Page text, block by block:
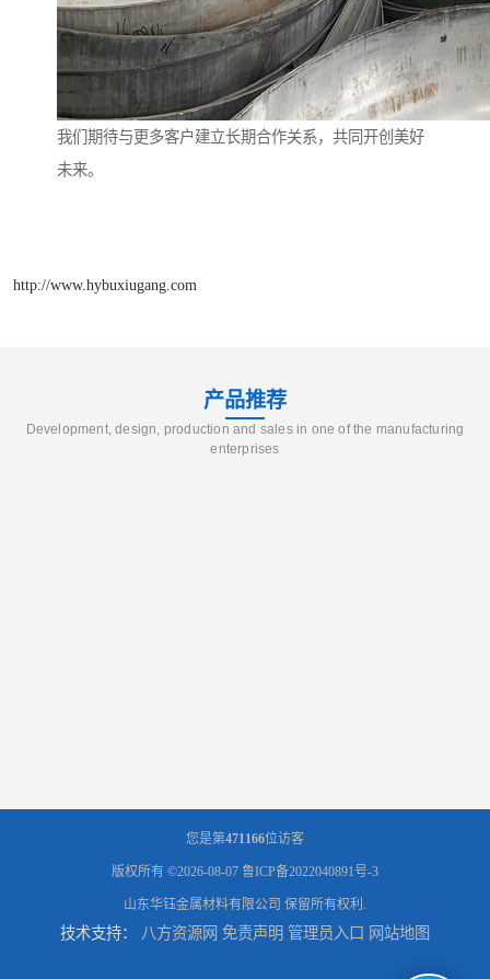
我们期待与更多客户建立长期合作关系，共同开创美好
未来。
http://www.hybuxiugang.com
产品推荐
Development, design, production and sales in one of the manufacturing
enterprises
您是第471166位访客
版权所有 ©2026-08-07 鲁ICP备2022040891号-3
山东华钰金属材料有限公司 保留所有权利.
技术支持： 八方资源网 免责声明 管理员入口 网站地图